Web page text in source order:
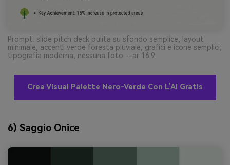
Prompt: slide pitch deck pulita su sfondo semplice, layout
minimale, accenti verde foresta pluviale, grafici e icone semplici,
tipografia moderna, nessuna foto --ar 16:9
Crea Visual Palette Nero-Verde Con L’AI Gratis
6) Saggio Onice